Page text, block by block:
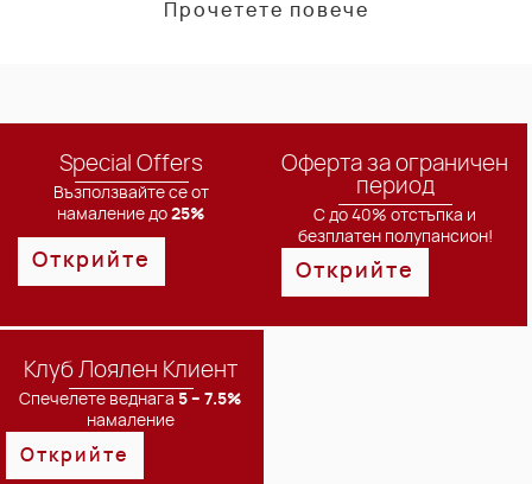
Прочетете повече
Special Offers
Възползвайте се от
намаление до25%
Открийте
Оферта за ограничен
период
С до 40% отстъпка и
безплатен полупансион!
Открийте
Клуб Лоялен Клиент
Спечелете веднага5 – 7.5%
намаление
Открийте